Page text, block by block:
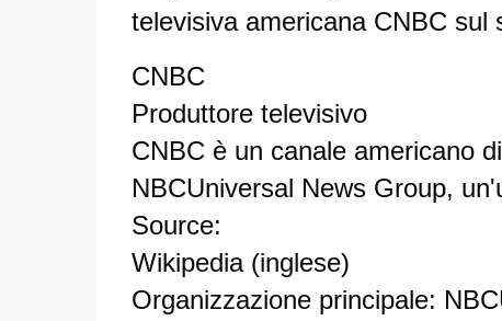
televisiva americana CNBC sul
CNBC
Produttore televisivo
CNBC è un canale americano
NBCUniversal News Group,
Source:
Wikipedia (inglese)
Organizzazione principale: